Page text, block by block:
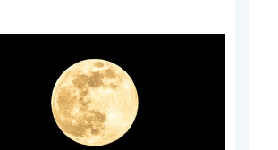
humides. . . dimanche 23 novembre 2025